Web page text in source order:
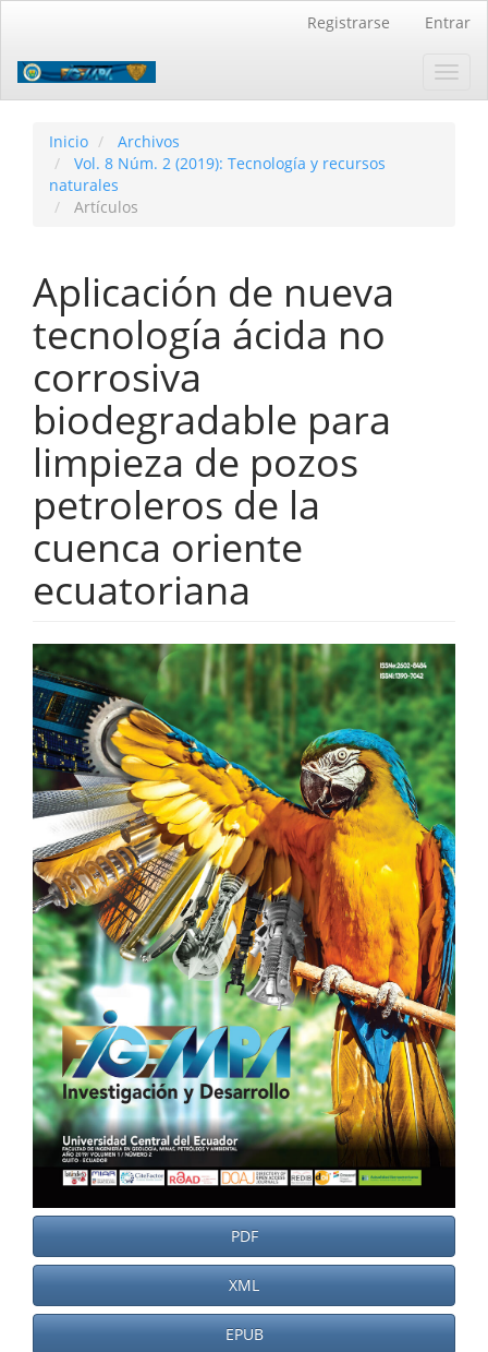
principal
Barra
Registrarse Entrar
Inicio
Archivos
Vol. 8 Núm. 2 (2019): Tecnología y recursos
naturales
Artículos
Aplicación de nueva
tecnología ácida no
corrosiva
biodegradable para
limpieza de pozos
petroleros de la
cuenca oriente
ecuatoriana
Barra
lateral
del
artículo
PDF
XML
EPUB